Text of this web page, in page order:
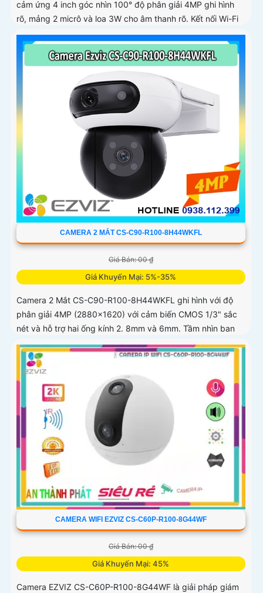
cảm ứng 4 inch góc nhìn 100° độ phân giải 4MP ghi hình
rõ, mảng 2 micrô và loa 3W cho âm thanh rõ. Kết nối Wi-Fi
2
CAMERA 2 MẮT CS-C90-R100-8H44WKFL
Giá Bán: 00 ₫
Giá Khuyến Mại: 5%-35%
Camera 2 Mắt CS-C90-R100-8H44WKFL ghi hình với độ
phân giải 4MP (2880x1620) với cảm biến CMOS 1/3" sắc
nét và hỗ trợ hai ống kính 2. 8mm và 6mm. Tầm nhìn ban
đêm IR 30m và ban...
CAMERA WIFI EZVIZ CS-C60P-R100-8G44WF
Giá Bán: 00 ₫
Giá Khuyến Mại: 45%
Camera EZVIZ CS-C60P-R100-8G44WF là giải pháp giám